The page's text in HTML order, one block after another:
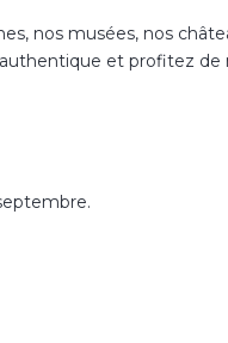
nos musées, nos
et profitez de